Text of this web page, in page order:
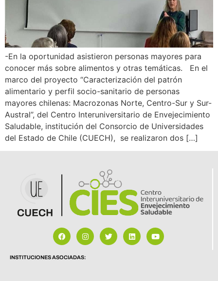
-En la oportunidad asistieron personas mayores para
conocer más sobre alimentos y otras temáticas. En el
marco del proyecto “Caracterización del patrón
alimentario y perfil socio-sanitario de personas
mayores chilenas: Macrozonas Norte, Centro-Sur y Sur-
Austral”, del Centro Interuniversitario de Envejecimiento
Saludable, institución del Consorcio de Universidades
del Estado de Chile (CUECH), se realizaron dos […]
INSTITUCIONES ASOCIADAS: